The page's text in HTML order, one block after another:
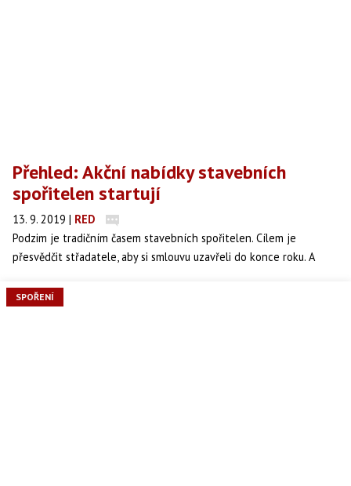
Přehled: Akční nabídky stavebních
spořitelen startují
13. 9. 2019 | RED
Podzim je tradičním časem stavebních spořitelen. Cílem je
přesvědčit střadatele, aby si smlouvu uzavřeli do konce roku. A
stavebních spořitelen mívají dvě sezóny: Jarní, která je zaměřena
SPOŘENÍ